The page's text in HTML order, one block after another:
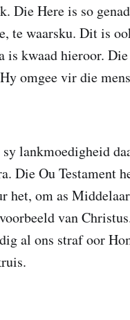
Die Here is so
te waarsku. Dit is
is kwaad hieroor.
omgee vir die
lankmoedigheid
Die Ou Testament
het, om as
van
al ons straf oor